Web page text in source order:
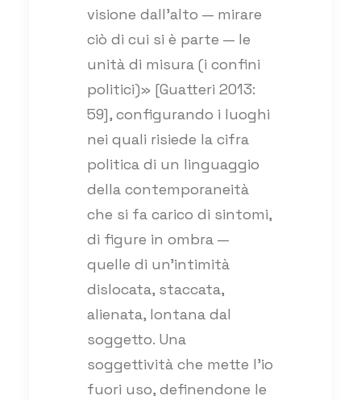
visione dall’alto — mirare
ciò di cui si è parte — le
unità di misura (i confini
politici)» [Guatteri 2013:
59], configurando i luoghi
nei quali risiede la cifra
politica di un linguaggio
della contemporaneità
che si fa carico di sintomi,
di figure in ombra —
quelle di un’intimità
dislocata, staccata,
alienata, lontana dal
soggetto. Una
soggettività che mette l’io
fuori uso, definendone le